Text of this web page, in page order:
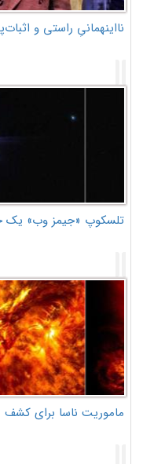
نااینهمانیِ راستی و
تلسکوپ «جیمز وب» یک
ماموریت ناسا برای کشف